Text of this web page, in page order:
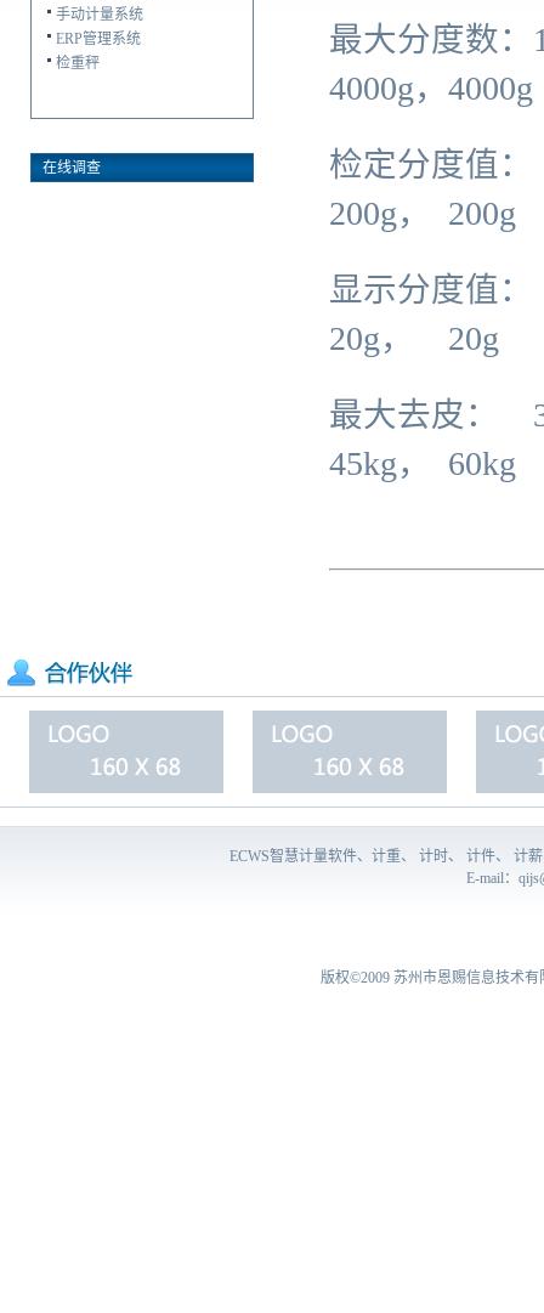
手动计量系统
ERP管理系统
检重秤
在线调查
最大分度数：
4000g，4000g
检定分度值
200g， 200g
显示分度值
20g， 20g
最大去皮：
45kg， 60kg
ECWS智慧计量软件、计重、 计时、 计件、 计
E-mail：
版权©2009 苏州市恩赐信息技术有